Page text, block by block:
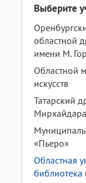
Выберите
областной
имени М.
Областной
искусств
Татарский
«Пьеро»
Областная